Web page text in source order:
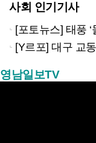
사회 인기기사
[포토뉴스] 태풍 ‘
[Y르포] 대구 교동귀금속거리, ‘랩 다이
영남일보TV